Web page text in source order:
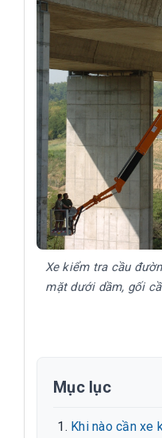
Xe kiểm tra cầu
mặt dưới dầm, gối
Mục lục
Khi nào cần xe